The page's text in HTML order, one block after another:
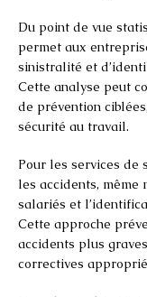
Du point de vue
permet aux
sinistralité et
Cette analyse peut
de prévention
sécurité au travail.
Pour les services de
les accidents,
salariés et
Cette approche
accidents plus
correctives